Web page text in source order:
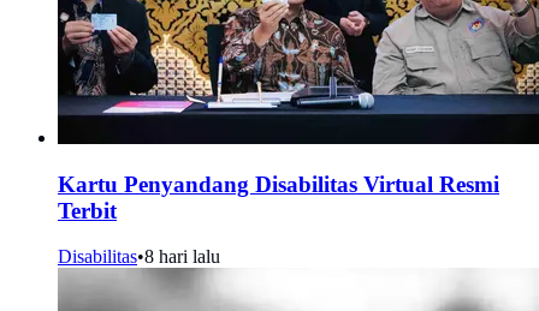
Kartu Penyandang Disabilitas Virtual Resmi
Terbit
Disabilitas•8 hari lalu